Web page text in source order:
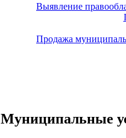
Выявление
Продажа
Муниципальные